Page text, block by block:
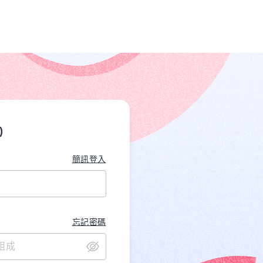
簡訊登入
忘記密碼